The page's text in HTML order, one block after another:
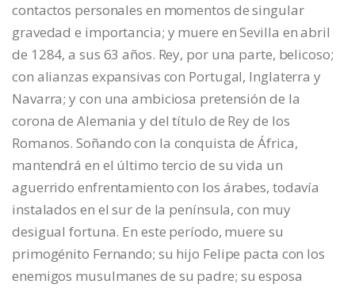
contactos personales en momentos de singular
gravedad e importancia; y muere en Sevilla en abril
de 1284, a sus 63 años. Rey, por una parte, belicoso;
con alianzas expansivas con Portugal, Inglaterra y
Navarra; y con una ambiciosa pretensión de la
corona de Alemania y del título de Rey de los
Romanos. Soñando con la conquista de África,
mantendrá en el último tercio de su vida un
aguerrido enfrentamiento con los árabes, todavía
instalados en el sur de la península, con muy
desigual fortuna. En este período, muere su
primogénito Fernando; su hijo Felipe pacta con los
enemigos musulmanes de su padre; su esposa